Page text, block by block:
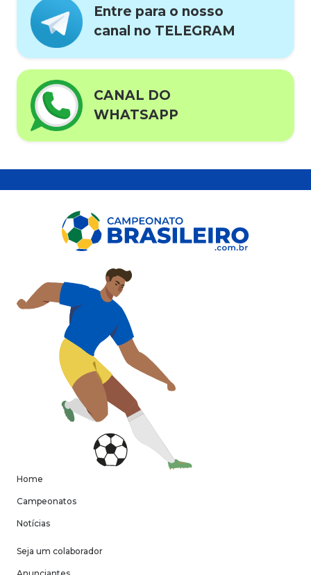
Entre para o nosso
canal no TELEGRAM
CANAL DO
WHATSAPP
Home
Campeonatos
Notícias
Seja um colaborador